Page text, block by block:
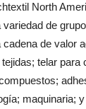
North
variedad de
cadena de valor
telar para
maquinaria;